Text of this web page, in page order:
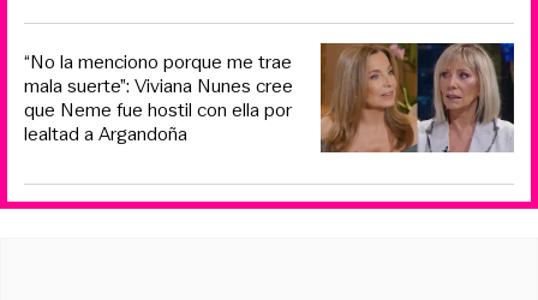
“No la menciono porque me trae
mala suerte”: Viviana Nunes cree
que Neme fue hostil con ella por
lealtad a Argandoña